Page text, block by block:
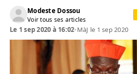
Modeste Dossou
Voir tous ses articles
Le 1 sep 2020 à 16:02•MàJ le 1 sep 2020